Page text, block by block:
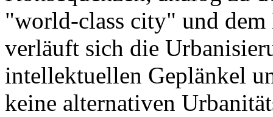
"world-class city" und
verläuft sich die
intellektuellen Geplänkel
keine alternativen